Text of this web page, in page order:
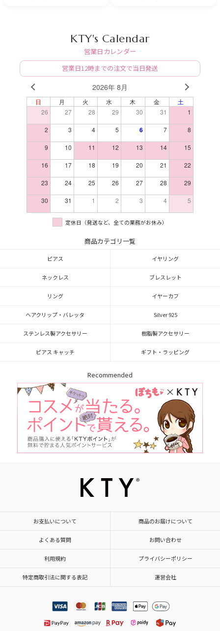
KTY's Calendar
営業日カレンダー
営業日12時までの注文で当日発送
2026年 8月 NEXT
日 月 火 水 木 金
土
26
27 28 29 30 31 1
2 3 4 5 6 7 8
9 10 11 12 13 14 15
16 17 18 19 20 21 22
23 24 25 26 27 28 29
30 31 1 2 3 4 5
定休日（発送など、全ての業務がお休み）
商品カテゴリ一覧
ピアス イヤリング
ネックレス ブレスレット
リング イヤーカフ
ヘアクリップ・バレッタ Silver 925
ステンレス製アクセサリー 樹脂製アクセサリー
ピアス キャッチ ギフト・ラッピング
Recommended
お支払いについて 商品のお届けについて
よくある質問 お問い合わせ
利用規約 プライバシーポリシー
特定商取引法に関する表記 運営会社